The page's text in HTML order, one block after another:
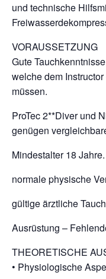
und technische
VORAUSSETZUNG
Gute
welche dem
müssen.
ProTec 2**Diver und
genügen
Mindestalter 18 Jahre.
normale physische
gültige ärztliche
Ausrüstung –
THEORETISCHE
• Physiologische